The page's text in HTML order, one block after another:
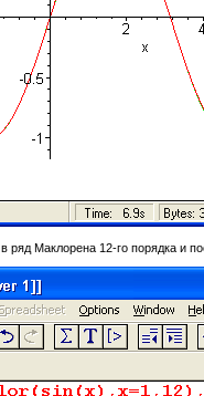
в ряд Маклорена 12-го порядка и